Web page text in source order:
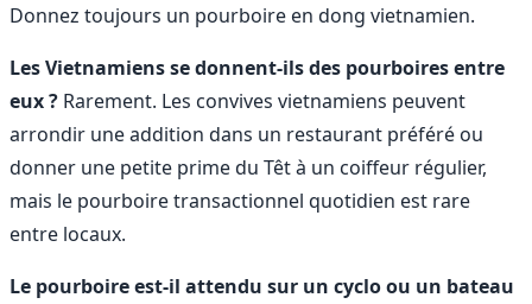
Donnez toujours un pourboire en dong vietnamien.
Les Vietnamiens se donnent-ils des pourboires entre
eux ? Rarement. Les convives vietnamiens peuvent
arrondir une addition dans un restaurant préféré ou
donner une petite prime du Têt à un coiffeur régulier,
mais le pourboire transactionnel quotidien est rare
entre locaux.
Le pourboire est-il attendu sur un cyclo ou un bateau